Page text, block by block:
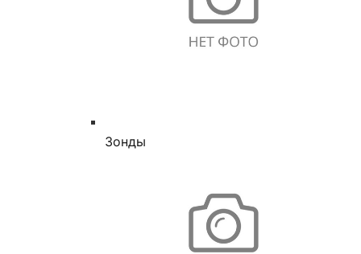
Зонды